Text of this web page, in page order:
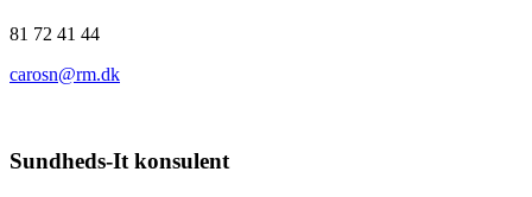
81 72 41 44
carosn@rm.dk
Sundheds-It konsulent